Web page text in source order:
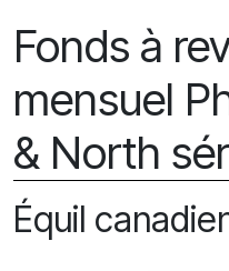
Fonds à
mensuel
& North
Équil